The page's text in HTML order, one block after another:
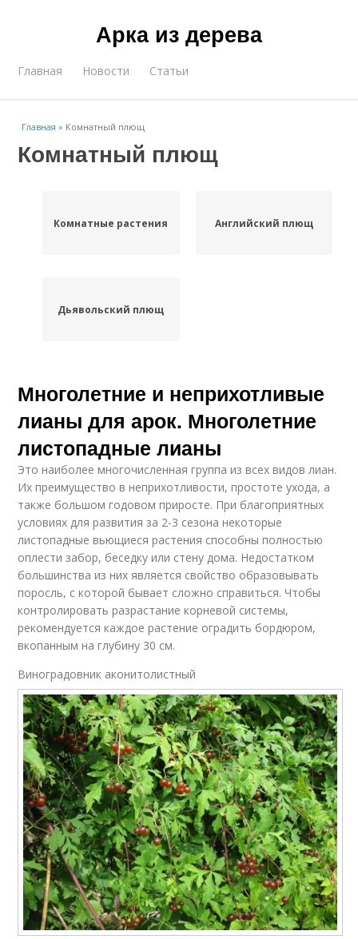
Арка из дерева
Главная Новости Статьи
Главная » Комнатный плющ
Комнатный плющ
Комнатные растения Английский плющ
Дьявольский плющ
Многолетние и неприхотливые
лианы для арок. Многолетние
листопадные лианы
Это наиболее многочисленная группа из всех видов лиан.
Их преимущество в неприхотливости, простоте ухода, а
также большом годовом приросте. При благоприятных
условиях для развития за 2-3 сезона некоторые
листопадные вьющиеся растения способны полностью
оплести забор, беседку или стену дома. Недостатком
большинства из них является свойство образовывать
поросль, с которой бывает сложно справиться. Чтобы
контролировать разрастание корневой системы,
рекомендуется каждое растение оградить бордюром,
вкопанным на глубину 30 см.
Виноградовник аконитолистный